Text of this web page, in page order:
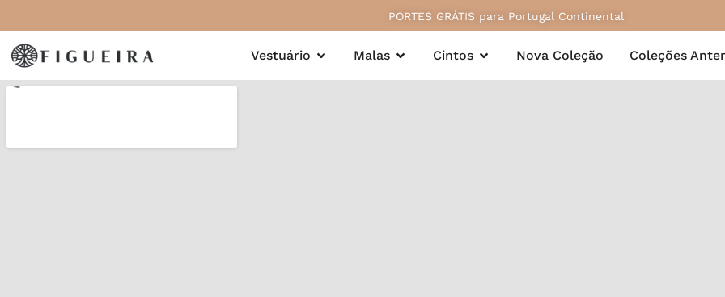
PORTES GRÁTIS para Portugal Continental
Vestuário Malas Cintos Nova Coleção Coleções